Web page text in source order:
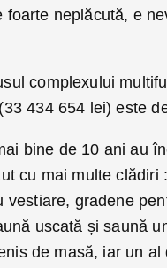
neplăcută, e
complexului
(33 434 654 lei) este
bine de 10 ani au
cu mai multe clădiri
vestiare, gradene
uscată și saună
de masă, iar un